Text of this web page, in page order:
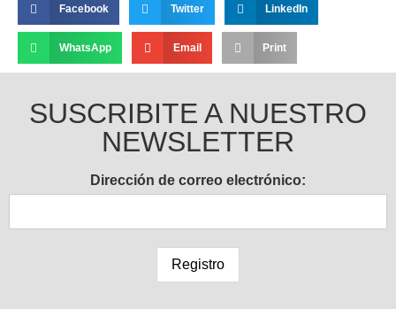
Facebook Twitter LinkedIn
WhatsApp Email Print
SUSCRIBITE A NUESTRO
NEWSLETTER
Dirección de correo electrónico: